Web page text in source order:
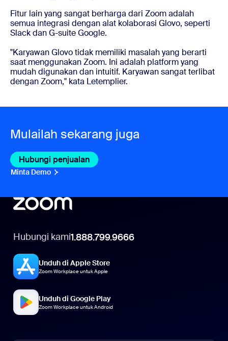
Fitur lain yang sangat berharga dari Zoom adalah
semua integrasi dengan alat kolaborasi Glovo, seperti
Slack dan G-suite Google.
"Karyawan Glovo tidak memiliki masalah yang berarti
saat menggunakan Zoom. Ini adalah platform yang
mudah digunakan dan intuitif. Karyawan sangat terlibat
dengan Zoom," kata Letemplier.
Mulailah sekarang juga
Hubungi penjualan Hubungi penjualan
Minta Demo Minta Demo
Hubungi kami1.888.799.9666
Unduh di Apple Store
Zoom Workplace untuk Apple
Unduh di Google Play
Zoom Workplace untuk Android